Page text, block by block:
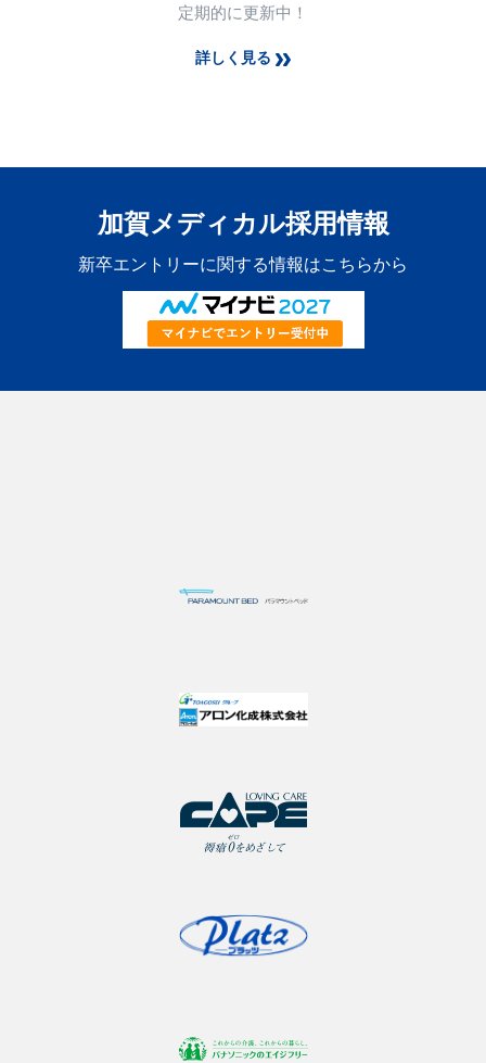
定期的に更新中！
詳しく見る
加賀メディカル採用情報
新卒エントリーに関する情報はこちらから